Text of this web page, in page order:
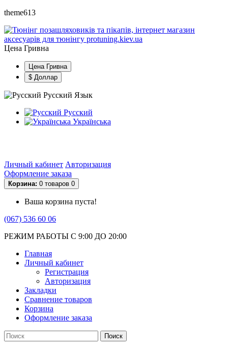
theme613
Цена Гривна
Цена Гривна
$ Доллар
Русский Язык
Русский
Українська
Личный кабинет Авторизация
Оформление заказа
Корзина: 0 товаров 0
Ваша корзина пуста!
(067) 536 60 06
РЕЖИМ РАБОТЫ С 9:00 ДО 20:00
Главная
Личный кабинет
Регистрация
Авторизация
Закладки
Сравнение товаров
Корзина
Оформление заказа
Поиск